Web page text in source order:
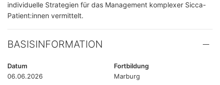
individuelle Strategien für das Management komplexer Sicca-
Patient:innen vermittelt.
BASISINFORMATION
Datum
06.06.2026
Fortbildung
Marburg